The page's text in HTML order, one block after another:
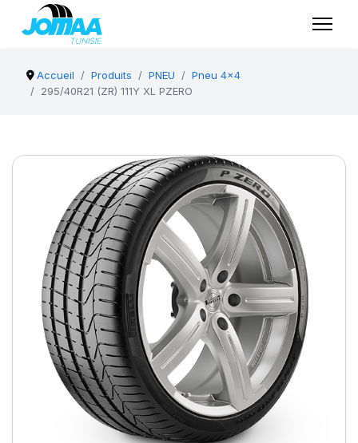
Accueil Produits PNEU
Pneu 4x4
295/40R21 (ZR) 111Y XL PZERO